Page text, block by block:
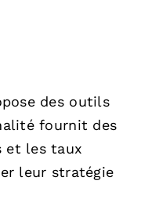
des outils
fournit des
et les taux
leur stratégie